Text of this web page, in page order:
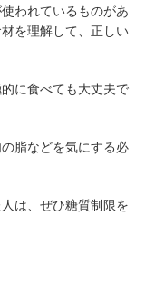
われているものがあ
を理解して、正しい
に食べても大丈夫で
脂などを気にする必
は、ぜひ糖質制限を